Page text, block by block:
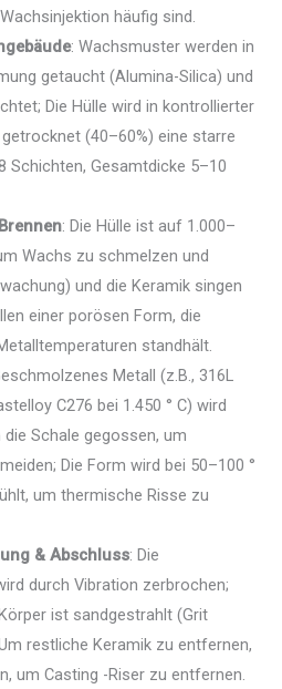
häufig sind.
: Wachsmuster werden in
getaucht (Alumina-Silica) und
Die Hülle wird in kontrollierter
(40–60%) eine starre
Schichten, Gesamtdicke 5–10
: Die Hülle ist auf 1.000–
Wachs zu schmelzen und
und die Keramik singen
einer porösen Form, die
standhält.
Metall (z.B., 316L
C276 bei 1.450 ° C) wird
Schale gegossen, um
Die Form wird bei 50–100 °
um thermische Risse zu
& Abschluss: Die
durch Vibration zerbrochen;
ist sandgestrahlt (Grit
restliche Keramik zu entfernen,
um Casting -Riser zu entfernen.